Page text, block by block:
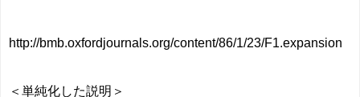
http://bmb.oxfordjournals.org/content/86/1/23/F1.expansion
＜単純化した説明＞